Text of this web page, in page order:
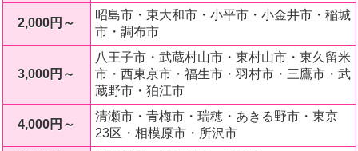
2,000円～
昭島市・東大和市・小平市・小金井市・稲城
市・調布市
3,000円～
八王子市・武蔵村山市・東村山市・東久留米
市・西東京市・福生市・羽村市・三鷹市・武
蔵野市・狛江市
4,000円～
清瀬市・青梅市・瑞穂・あきる野市・東京
23区・相模原市・所沢市